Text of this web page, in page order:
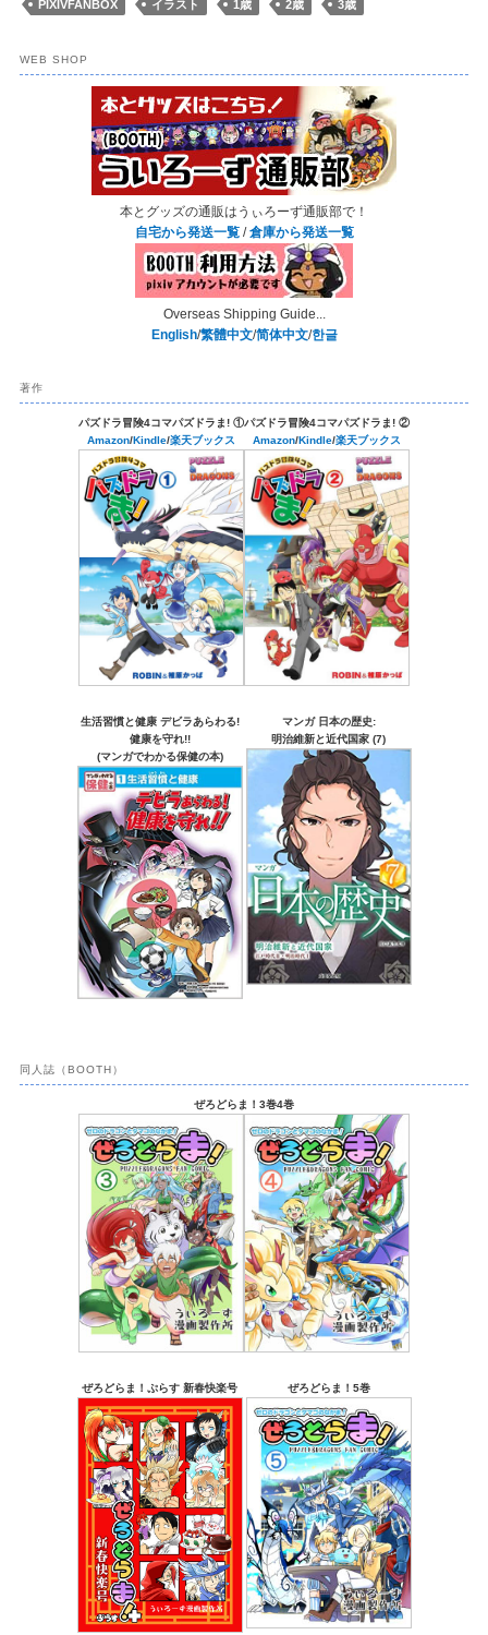
PIXIVFANBOX イラスト 1歳 2歳 3歳
WEB SHOP
本とグッズの通販はうぃろーず通販部で！
自宅から発送一覧/倉庫から発送一覧
Overseas Shipping Guide...
English/繁體中文/简体中文/한글
著作
パズドラ冒険4コマパズドラま! ①
Amazon/Kindle/楽天ブックス
パズドラ冒険4コマパズドラま! ②
Amazon/Kindle/楽天ブックス
生活習慣と健康 デビラあらわる!
健康を守れ!!
(マンガでわかる保健の本)
マンガ 日本の歴史:
明治維新と近代国家 (7)
同人誌（BOOTH）
ぜろどらま！3巻4巻
ぜろどらま！ぷらす 新春快楽号 ぜろどらま！5巻